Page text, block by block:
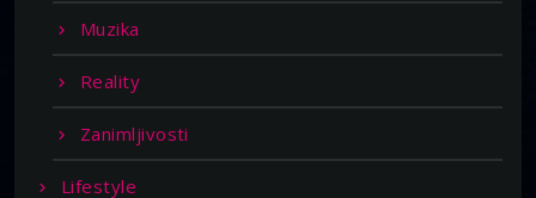
Muzika
Reality
Zanimljivosti
Lifestyle